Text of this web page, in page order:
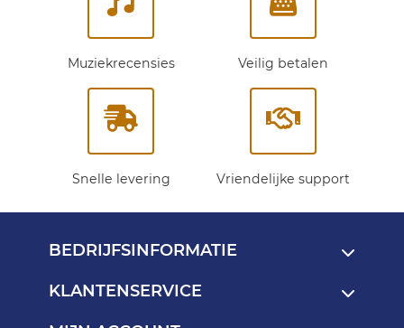
Muziekrecensies Veilig betalen
Snelle levering Vriendelijke support
BEDRIJFSINFORMATIE
KLANTENSERVICE